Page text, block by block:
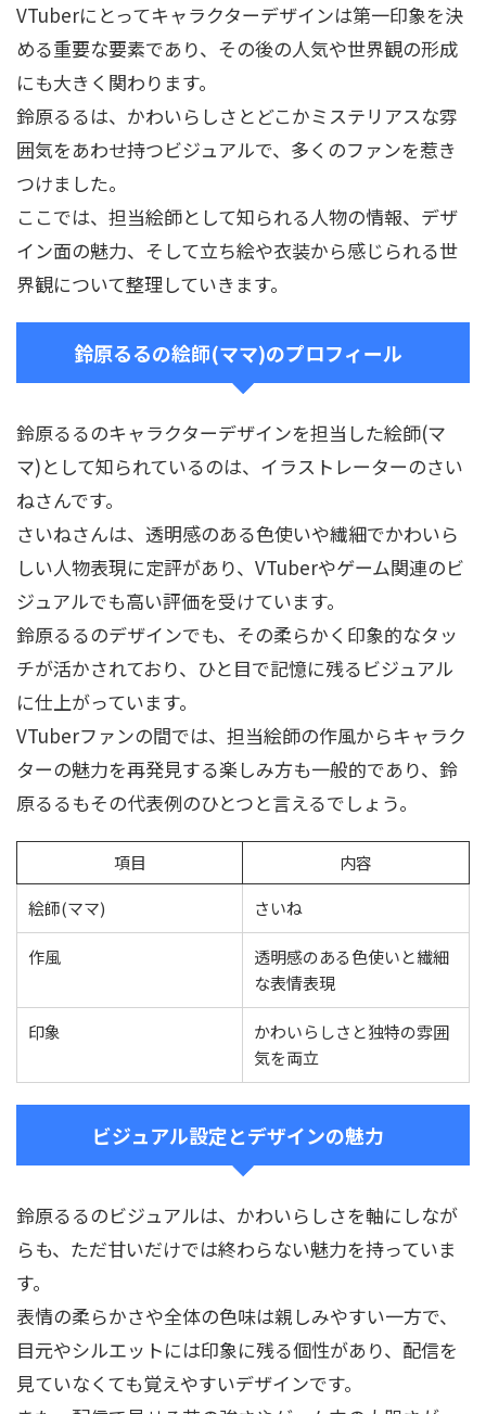
VTuberにとってキャラクターデザインは第一印象を決
める重要な要素であり、その後の人気や世界観の形成
にも大きく関わります。
鈴原るるは、かわいらしさとどこかミステリアスな雰
囲気をあわせ持つビジュアルで、多くのファンを惹き
つけました。
ここでは、担当絵師として知られる人物の情報、デザ
イン面の魅力、そして立ち絵や衣装から感じられる世
界観について整理していきます。
鈴原るるの絵師(ママ)のプロフィール
鈴原るるのキャラクターデザインを担当した絵師(マ
マ)として知られているのは、イラストレーターのさい
ねさんです。
さいねさんは、透明感のある色使いや繊細でかわいら
しい人物表現に定評があり、VTuberやゲーム関連のビ
ジュアルでも高い評価を受けています。
鈴原るるのデザインでも、その柔らかく印象的なタッ
チが活かされており、ひと目で記憶に残るビジュアル
に仕上がっています。
VTuberファンの間では、担当絵師の作風からキャラク
ターの魅力を再発見する楽しみ方も一般的であり、鈴
原るるもその代表例のひとつと言えるでしょう。
項目
内容
絵師(ママ)
さいね
作風
透明感のある色使いと繊細
な表情表現
印象
かわいらしさと独特の雰囲
気を両立
ビジュアル設定とデザインの魅力
鈴原るるのビジュアルは、かわいらしさを軸にしなが
らも、ただ甘いだけでは終わらない魅力を持っていま
す。
表情の柔らかさや全体の色味は親しみやすい一方で、
目元やシルエットには印象に残る個性があり、配信を
見ていなくても覚えやすいデザインです。